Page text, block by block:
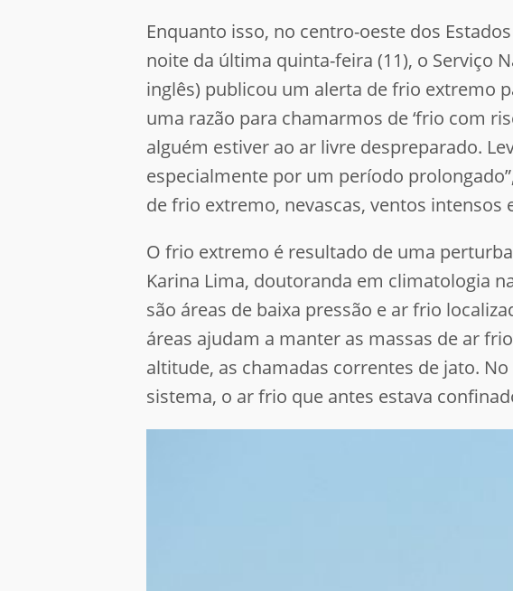
Enquanto isso, no centro-oeste dos
noite da última quinta-feira (11), o Serviço
inglês) publicou um alerta de frio extremo
uma razão para chamarmos de ‘frio com
alguém estiver ao ar livre despreparado.
especialmente por um período
de frio extremo, nevascas, ventos intensos
O frio extremo é resultado de uma
Karina Lima, doutoranda em climatologia
são áreas de baixa pressão e ar frio
áreas ajudam a manter as massas de ar
altitude, as chamadas correntes de jato.
sistema, o ar frio que antes estava